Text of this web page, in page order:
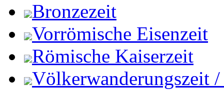
Bronzezeit
Vorrömische Eisenzeit
Römische Kaiserzeit
Völkerwanderungszeit